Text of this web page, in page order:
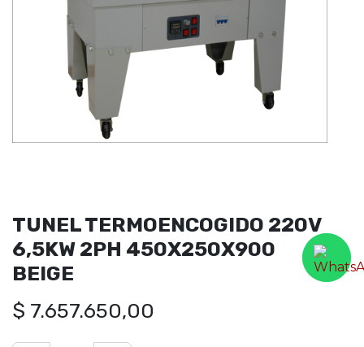
TUNEL TERMOENCOGIDO 220V
6,5KW 2PH 450X250X900
BEIGE
$ 7.657.650,00